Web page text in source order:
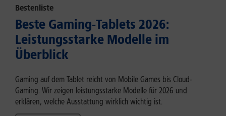
Bestenliste
Beste Gaming-Tablets 2026:
Leistungsstarke Modelle im
Überblick
Gaming auf dem Tablet reicht von Mobile Games bis Cloud-
Gaming. Wir zeigen leistungsstarke Modelle für 2026 und
erklären, welche Ausstattung wirklich wichtig ist.